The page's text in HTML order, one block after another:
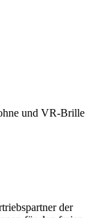
und VR-Brille
der